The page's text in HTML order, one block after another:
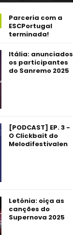
Parceria com a
ESCPortugal
terminada!
Itália: anunciados
os participantes
do Sanremo 2025
[PODCAST] EP. 3 -
O Clickbait do
Melodifestivalen
Letónia: oiça as
canções do
Supernova 2025